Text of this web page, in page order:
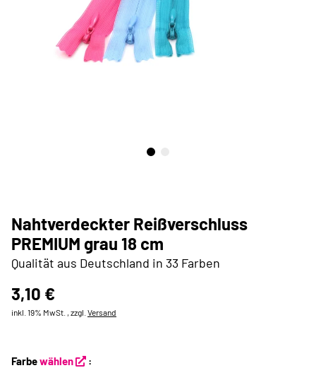
Nahtverdeckter Reißverschluss
PREMIUM grau 18 cm
Qualität aus Deutschland in 33 Farben
3,10 €
inkl. 19% MwSt. , zzgl. Versand
Farbewählen :